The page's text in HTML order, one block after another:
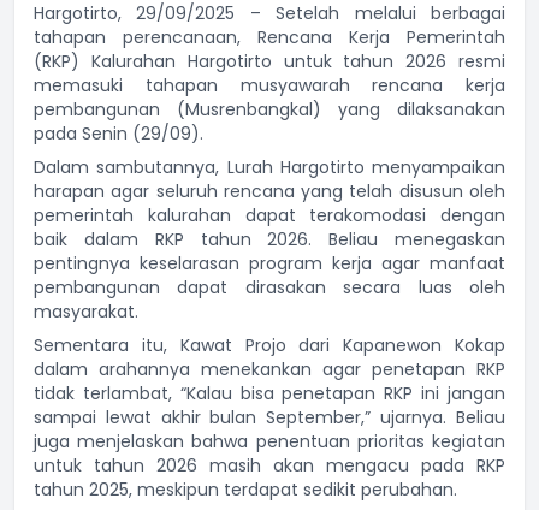
Hargotirto, 29/09/2025 – Setelah melalui berbagai
tahapan perencanaan, Rencana Kerja Pemerintah
(RKP) Kalurahan Hargotirto untuk tahun 2026 resmi
memasuki tahapan musyawarah rencana kerja
pembangunan (Musrenbangkal) yang dilaksanakan
pada Senin (29/09).
Dalam sambutannya, Lurah Hargotirto menyampaikan
harapan agar seluruh rencana yang telah disusun oleh
pemerintah kalurahan dapat terakomodasi dengan
baik dalam RKP tahun 2026. Beliau menegaskan
pentingnya keselarasan program kerja agar manfaat
pembangunan dapat dirasakan secara luas oleh
masyarakat.
Sementara itu, Kawat Projo dari Kapanewon Kokap
dalam arahannya menekankan agar penetapan RKP
tidak terlambat, “Kalau bisa penetapan RKP ini jangan
sampai lewat akhir bulan September,” ujarnya. Beliau
juga menjelaskan bahwa penentuan prioritas kegiatan
untuk tahun 2026 masih akan mengacu pada RKP
tahun 2025, meskipun terdapat sedikit perubahan.